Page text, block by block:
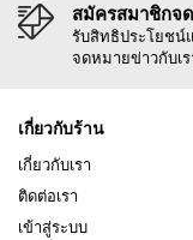
สมัครสมาชิกจ
รับสิทธิประโยชน์
จดหมายข่าวกับเร
เกี่ยวกับร้าน
เกี่ยวกับเรา
ติดต่อเรา
เข้าสู่ระบบ